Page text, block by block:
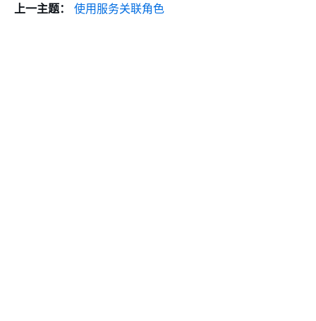
上一主题：
使用服务关联角色